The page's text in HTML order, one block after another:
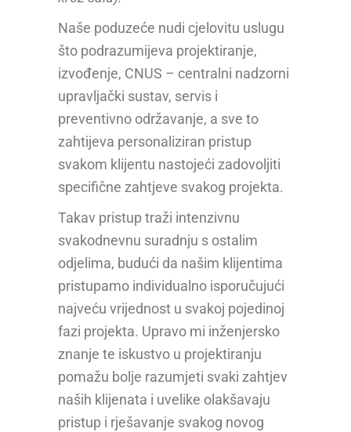
Naše poduzeće nudi cjelovitu uslugu
što podrazumijeva projektiranje,
izvođenje, CNUS – centralni nadzorni
upravljački sustav, servis i
preventivno održavanje, a sve to
zahtijeva personaliziran pristup
svakom klijentu nastojeći zadovoljiti
specifične zahtjeve svakog projekta.
Takav pristup traži intenzivnu
svakodnevnu suradnju s ostalim
odjelima, budući da našim klijentima
pristupamo individualno isporučujući
najveću vrijednost u svakoj pojedinoj
fazi projekta. Upravo mi inženjersko
znanje te iskustvo u projektiranju
pomažu bolje razumjeti svaki zahtjev
naših klijenata i uvelike olakšavaju
pristup i rješavanje svakog novog